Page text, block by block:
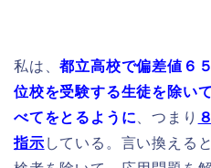
私は、都立高校で偏差値６
位校を受験する生徒を除いて
べてをとるように 、つまり
指示 している。言い換える